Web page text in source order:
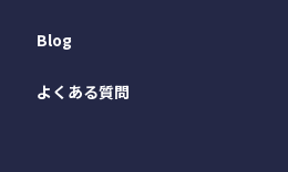
Blog
よくある質問